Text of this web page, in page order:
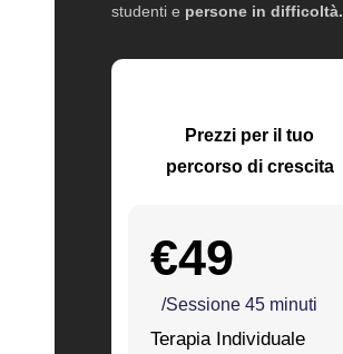
studenti e persone in difficoltà.
Prezzi per il tuo
percorso di crescita
€49
/Sessione 45 minuti
Terapia Individuale